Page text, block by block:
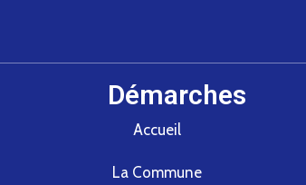
Démarches
Accueil
La Commune